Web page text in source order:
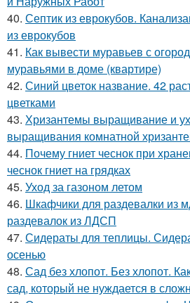
40. Септик из еврокубов.
из еврокубов
41. Как вывести муравьев с
муравьями в доме (квартире)
42. Синий цветок название. 42
цветками
43. Хризантемы выращивание и
выращивания комнатной
44. Почему гниет чеснок при
чеснок гниет на грядках
45. Уход за газоном летом
46. Шкафчики для раздевалки из
раздевалок из ЛДСП
47. Сидераты для теплицы.
осенью
48. Сад без хлопот. Без хлопот.
сад, который не нуждается в